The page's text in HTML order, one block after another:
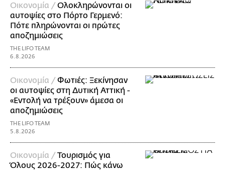
Οικονομία /Ολοκληρώνονται οι
αυτοψίες στο Πόρτο Γερμενό:
Πότε πληρώνονται οι πρώτες
αποζημιώσεις
THE LIFO TEAM
6.8.2026
Οικονομία /Φωτιές: Ξεκίνησαν
οι αυτοψίες στη Δυτική Αττική -
«Εντολή να τρέξουν» άμεσα οι
αποζημιώσεις
THE LIFO TEAM
5.8.2026
Οικονομία /Τουρισμός για
Όλους 2026-2027: Πώς κάνω